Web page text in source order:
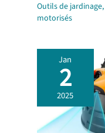
Outils de jardinage,
motorisés
Jan
2
2025